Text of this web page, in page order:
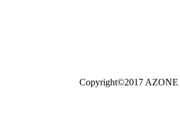
Copyright©2017